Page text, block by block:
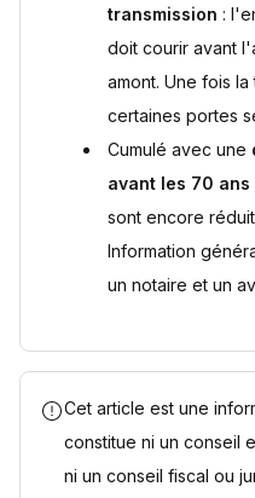
transmission :
doit courir avant
amont. Une fois la
certaines portes
Cumulé avec une
avant les 70 ans
sont encore
Information
un notaire et un
Cet article est une
constitue ni un conseil
ni un conseil fiscal ou